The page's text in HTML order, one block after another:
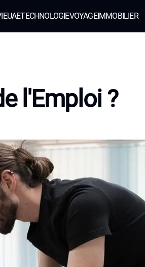
UAETECHNOLOGIEVOYAGEIMMOBILIER
l'Emploi ?